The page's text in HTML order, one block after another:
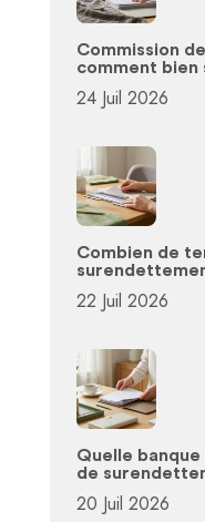
Commission
comment bien
24 Juil 2026
Combien de
22 Juil 2026
Quelle
de
20 Juil 2026